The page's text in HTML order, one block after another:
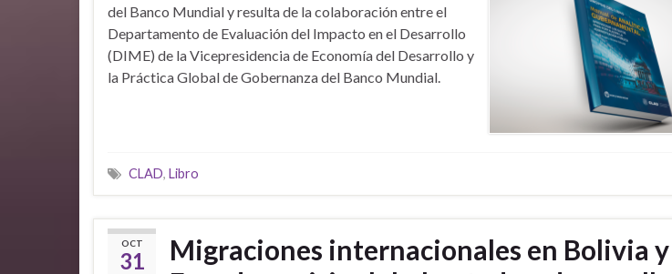
del Banco Mundial y resulta de la colaboración entre el
Departamento de Evaluación del Impacto en el Desarrollo
(DIME) de la Vicepresidencia de Economía del Desarrollo y
la Práctica Global de Gobernanza del Banco Mundial.
CLAD, Libro
OCT
31
Migraciones internacionales en Bolivia y